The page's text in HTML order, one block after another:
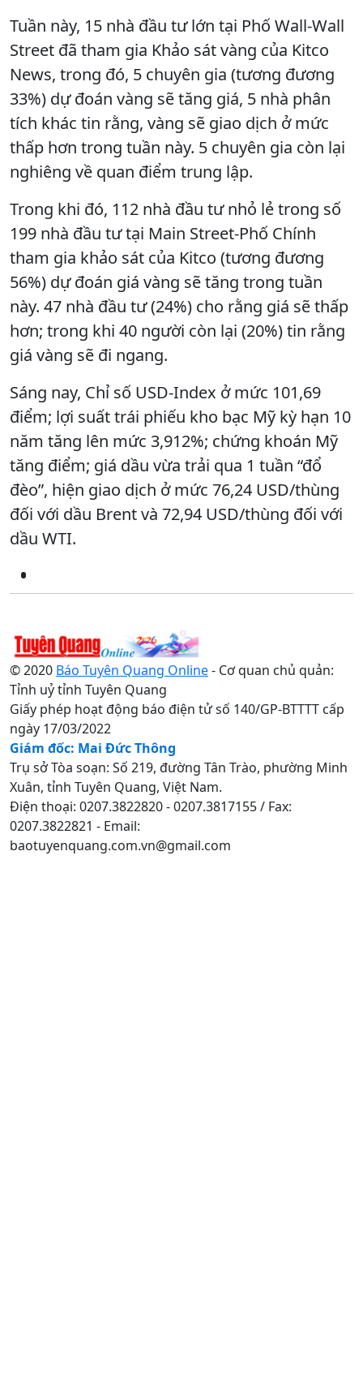
Tuần này, 15 nhà đầu tư lớn tại Phố Wall-Wall
Street đã tham gia Khảo sát vàng của Kitco
News, trong đó, 5 chuyên gia (tương đương
33%) dự đoán ​​vàng sẽ tăng giá, 5 nhà phân
tích khác tin rằng, vàng sẽ giao dịch ở mức
thấp hơn trong tuần này. 5 chuyên gia còn lại
nghiêng về quan điểm trung lập.
Trong khi đó, 112 nhà đầu tư nhỏ lẻ trong số
199 nhà đầu tư tại Main Street-Phố Chính
tham gia khảo sát của Kitco (tương đương
56%) dự đoán giá vàng sẽ tăng trong tuần
này. 47 nhà đầu tư (24%) cho rằng giá sẽ thấp
hơn; trong khi 40 người còn lại (20%) tin rằng
giá vàng sẽ đi ngang.
Sáng nay, Chỉ số USD-Index ở mức 101,69
điểm; lợi suất trái phiếu kho bạc Mỹ kỳ hạn 10
năm tăng lên mức 3,912%; chứng khoán Mỹ
tăng điểm; giá dầu vừa trải qua 1 tuần “đổ
đèo”, hiện giao dịch ở mức 76,24 USD/thùng
đối với dầu Brent và 72,94 USD/thùng đối với
dầu WTI.
© 2020 Báo Tuyên Quang Online- Cơ quan chủ quản:
Tỉnh uỷ tỉnh Tuyên Quang
Giấy phép hoạt động báo điện tử số 140/GP-BTTTT cấp
ngày 17/03/2022
Giám đốc: Mai Đức Thông
Trụ sở Tòa soạn: Số 219, đường Tân Trào, phường Minh
Xuân, tỉnh Tuyên Quang, Việt Nam.
Điện thoại: 0207.3822820 - 0207.3817155 / Fax:
0207.3822821 - Email:
baotuyenquang.com.vn@gmail.com